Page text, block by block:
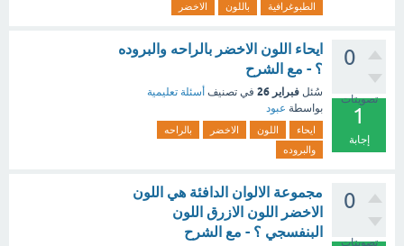
الطبوغرافية
باللون الاخضر
0
تصويتات
1
إجابة
ايحاء اللون الاخضر بالراحه والبروده
؟ - مع الشرح
سُئل فبراير 26 في تصنيف أسئلة تعليمية
بواسطة عبود
ايحاء اللون الاخضر
بالراحه
والبروده
0
تصويتات
مجموعة الالوان الدافئة هي اللون
الاخضر اللون الازرق اللون
البنفسجي ؟ - مع الشرح